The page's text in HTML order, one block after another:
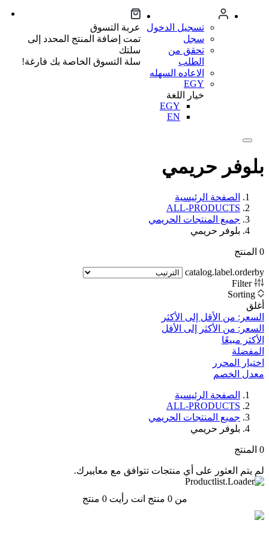
تسجيل الدخول
سجل
تحقق من
الطلب
الاعاده السهله
EGY
خيار اللغة
EGY
EN
عربة التسوق
تمت إضافة المنتج المحدد إلى
سلتك
سلة التسوق الخاصة بك فارغة!
بلوفر حريمي
الصفحة الرئيسية
ALL-PRODUCTS
جميع المنتجات الحريمي
بلوفر حريمي
0 المنتج
catalog.label.orderby
Filter
Sorting
أغلق
السعر: من الأقل إلى الأكثر
السعر: من الأكثر إلى الأقل
الأكثر مبيعًا
المفضلة
اختيار المحرر
معدل الخصم‎
الصفحة الرئيسية
ALL-PRODUCTS
جميع المنتجات الحريمي
بلوفر حريمي
0 المنتج
لم يتم العثور على أي منتجات تتوافق مع معاييرك.
من 0 منتج انت رأيت 0 منتج